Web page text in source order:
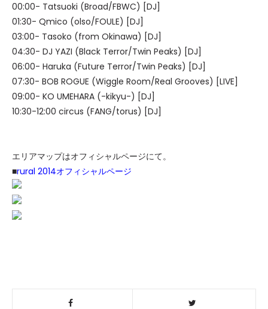
00:00- Tatsuoki (Broad/FBWC) [DJ]
01:30- Qmico (olso/FOULE) [DJ]
03:00- Tasoko (from Okinawa) [DJ]
04:30- DJ YAZI (Black Terror/Twin Peaks) [DJ]
06:00- Haruka (Future Terror/Twin Peaks) [DJ]
07:30- BOB ROGUE (Wiggle Room/Real Grooves) [LIVE]
09:00- KO UMEHARA (-kikyu-) [DJ]
10:30-12:00 circus (FANG/torus) [DJ]
エリアマップはオフィシャルページにて。
■rural 2014オフィシャルページ